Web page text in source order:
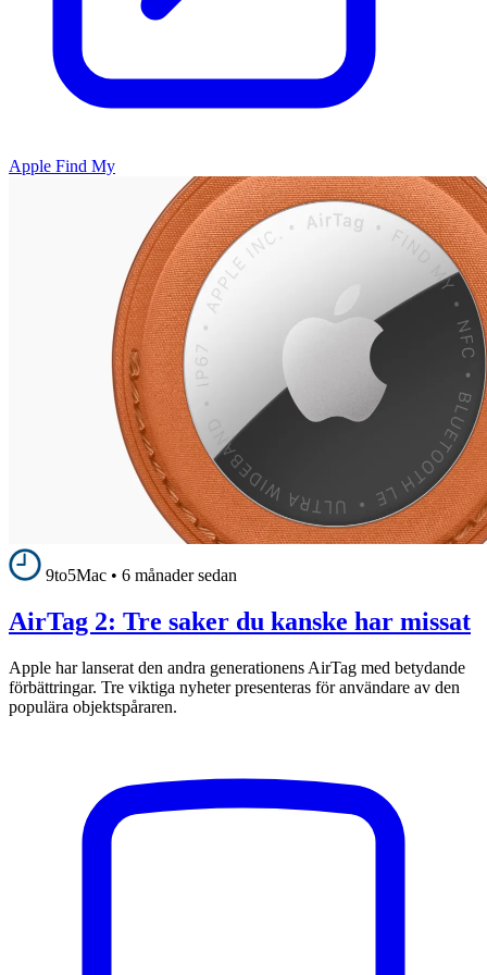
Apple Find My
9to5Mac • 6 månader sedan
AirTag 2: Tre saker du kanske har missat
Apple har lanserat den andra generationens AirTag med betydande
förbättringar. Tre viktiga nyheter presenteras för användare av den
populära objektspåraren.